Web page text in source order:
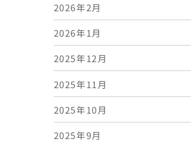
2026年2月
2026年1月
2025年12月
2025年11月
2025年10月
2025年9月